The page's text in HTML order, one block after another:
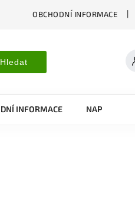
OBCHODNÍ INFORMACE
Hledat
INFORMACE NAPIŠTE NÁM